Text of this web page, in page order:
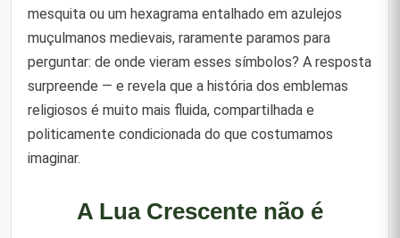
mesquita ou um hexagrama entalhado em azulejos
muçulmanos medievais, raramente paramos para
perguntar: de onde vieram esses símbolos? A resposta
surpreende — e revela que a história dos emblemas
religiosos é muito mais fluida, compartilhada e
politicamente condicionada do que costumamos
imaginar.
A Lua Crescente não é